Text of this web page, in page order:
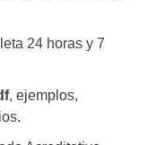
24 horas y 7
, ejemplos,